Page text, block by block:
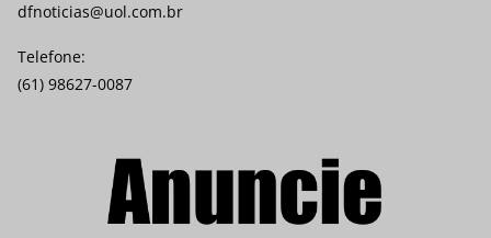
dfnoticias@uol.com.br
Telefone:
(61) 98627-0087